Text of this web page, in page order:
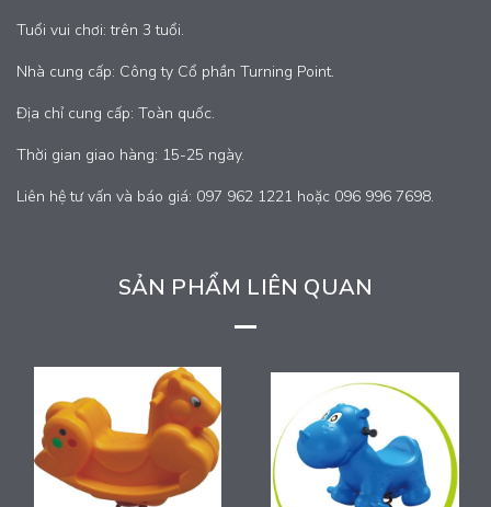
Tuổi vui chơi: trên 3 tuổi.
Nhà cung cấp: Công ty Cổ phần Turning Point.
Địa chỉ cung cấp: Toàn quốc.
Thời gian giao hàng: 15-25 ngày.
Liên hệ tư vấn và báo giá: 097 962 1221 hoặc 096 996 7698.
SẢN PHẨM LIÊN QUAN